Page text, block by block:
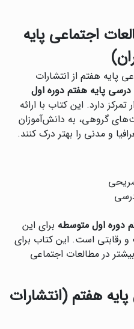
اجتماعی پایه
پایه هفتم از انتشارات
پایه هفتم دوره اول
دارد. این کتاب با ارائه
گروهی، به دانش‌آموزان
و مدنی را بهتر درک کنند.
دوره اول متوسطه برای این
رقابتی است. این کتاب برای
در مطالعات اجتماعی
هفتم (انتشارات